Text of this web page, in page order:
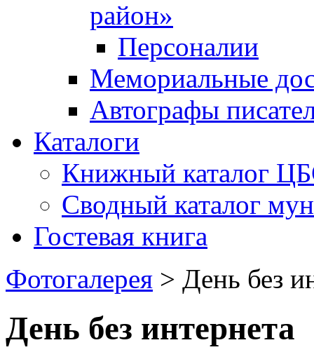
район»
Персоналии
Мемориальные
Автографы
Каталоги
Книжный каталог
Сводный каталог
Гостевая книга
Фотогалерея > День без
День без интернета